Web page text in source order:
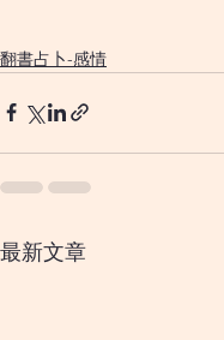
翻書占卜-感情
最新文章